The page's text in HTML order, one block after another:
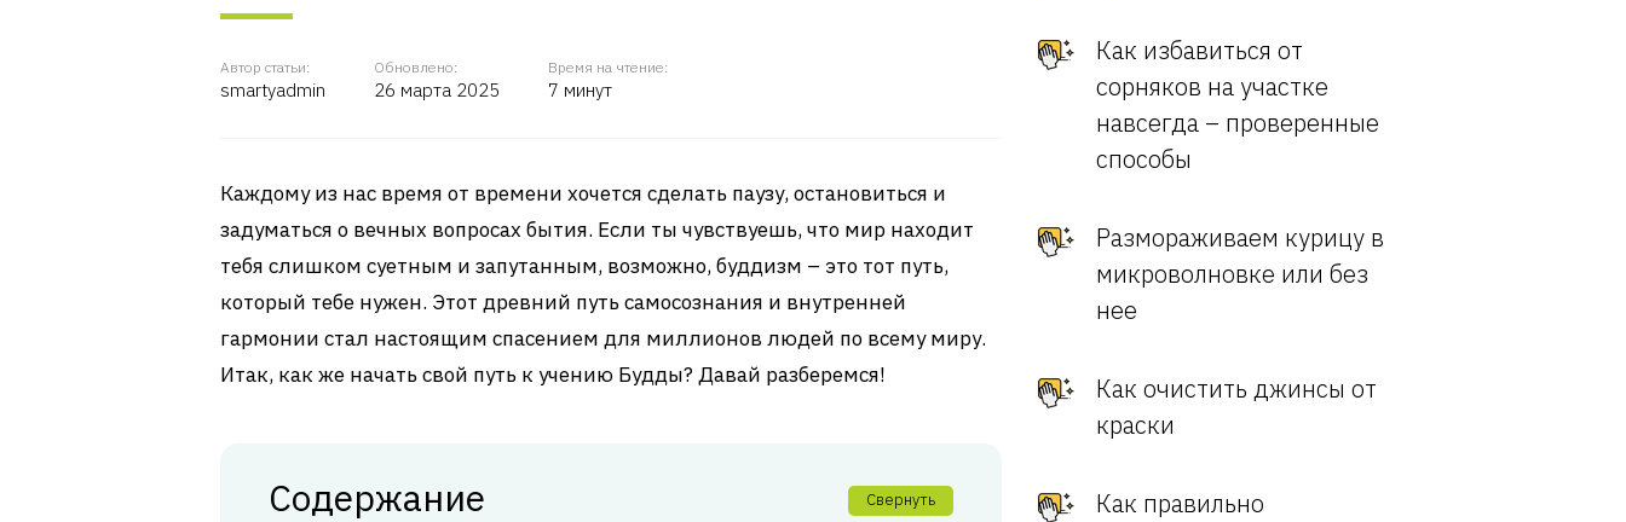
Автор статьи:
smartyadmin
Обновлено:
26 марта 2025
Время на чтение:
7 минут
Каждому из нас время от времени хочется сделать паузу, остановиться и
задуматься о вечных вопросах бытия. Если ты чувствуешь, что мир находит
тебя слишком суетным и запутанным, возможно, буддизм – это тот путь,
который тебе нужен. Этот древний путь самосознания и внутренней
гармонии стал настоящим спасением для миллионов людей по всему миру.
Итак, как же начать свой путь к учению Будды? Давай разберемся!
Содержание Свернуть
Как избавиться от
сорняков на участке
навсегда – проверенные
способы
Размораживаем курицу в
микроволновке или без
нее
Как очистить джинсы от
краски
Как правильно